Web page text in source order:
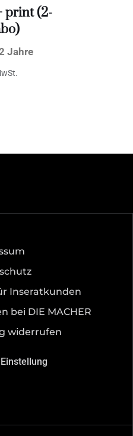
print (2-
Jahre
Inseratkunden
bei DIE MACHER
widerrufen